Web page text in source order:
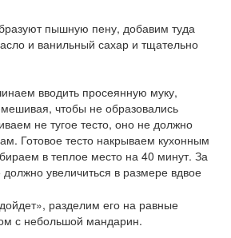
пышную пену, добавим туда
и ванильный сахар и тщательно
вводить просеянную муку,
чтобы не образовались
не тугое тесто, оно не должно
Готовое тесто накрываем кухонным
в теплое место на 40 минут. За
должно увеличиться в размере вдвое
разделим его на равные
с небольшой мандарин.